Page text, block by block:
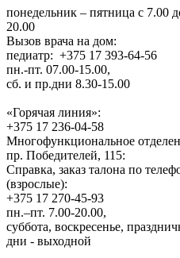
понедельник – пятница с 7.00
20.00
Вызов врача на дом:
педиатр: +375 17 393-64-56
пн.-пт. 07.00-15.00,
сб. и пр.дни 8.30-15.00
«Горячая линия»:
+375 17 236-04-58
Многофункциональное
пр. Победителей, 115:
Справка, заказ талона по
(взрослые):
+375 17 270-45-93
пн.–пт. 7.00-20.00,
суббота, воскресенье,
дни - выходной